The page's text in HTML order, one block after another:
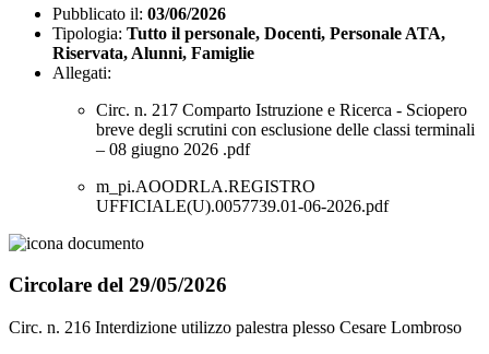
Pubblicato il: 03/06/2026
Tipologia: Tutto il personale, Docenti, Personale ATA,
Riservata, Alunni, Famiglie
Allegati:
Circ. n. 217 Comparto Istruzione e Ricerca - Sciopero
breve degli scrutini con esclusione delle classi terminali
– 08 giugno 2026 .pdf
m_pi.AOODRLA.REGISTRO
UFFICIALE(U).0057739.01-06-2026.pdf
Circolare del 29/05/2026
Circ. n. 216 Interdizione utilizzo palestra plesso Cesare Lombroso